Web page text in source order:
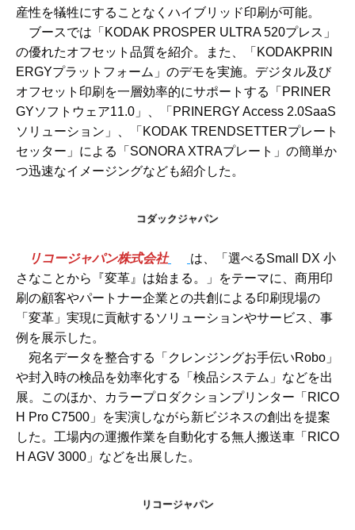
産性を犠牲にすることなくハイブリッド印刷が可能。
ブースでは「KODAK PROSPER ULTRA 520プレス」
の優れたオフセット品質を紹介。また、「KODAKPRIN
ERGYプラットフォーム」のデモを実施。デジタル及び
オフセット印刷を一層効率的にサポートする「PRINER
GYソフトウェア11.0」、「PRINERGY Access 2.0SaaS
ソリューション」、「KODAK TRENDSETTERプレート
セッター」による「SONORA XTRAプレート」の簡単か
つ迅速なイメージングなども紹介した。
コダックジャパン
リコージャパン株式会社
は、「選べるSmall DX 小
さなことから『変革』は始まる。」をテーマに、商用印
刷の顧客やパートナー企業との共創による印刷現場の
「変革」実現に貢献するソリューションやサービス、事
例を展示した。
宛名データを整合する「クレンジングお手伝いRobo」
や封入時の検品を効率化する「検品システム」などを出
展。このほか、カラープロダクションプリンター「RICO
H Pro C7500」を実演しながら新ビジネスの創出を提案
した。工場内の運搬作業を自動化する無人搬送車「RICO
H AGV 3000」などを出展した。
リコージャパン